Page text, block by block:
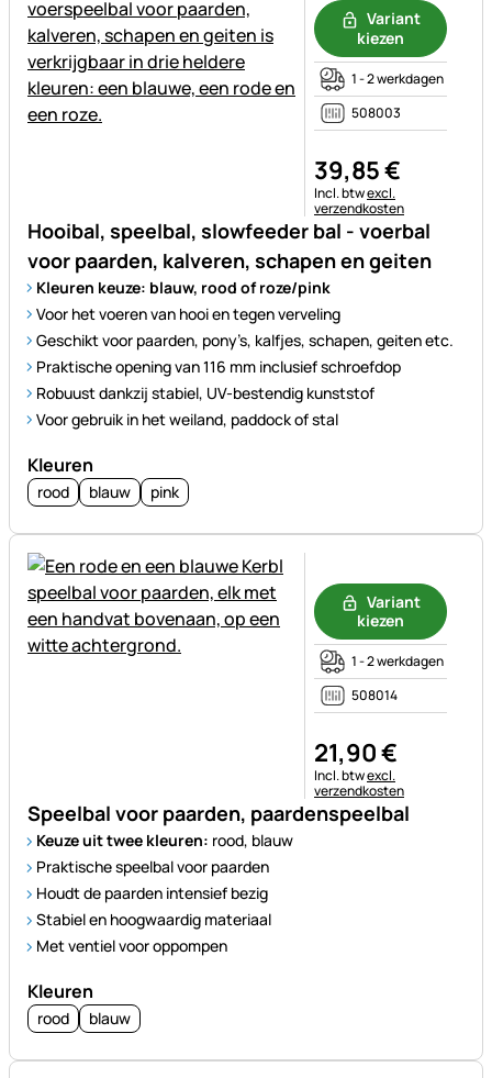
Hooibal, speelbal, slowfeeder bal - voerbal
voor paarden, kalveren, schapen en geiten
Kleuren keuze: blauw, rood of roze/pink
Voor het voeren van hooi en tegen verveling
Geschikt voor paarden, pony’s, kalfjes, schapen, geiten etc.
Praktische opening van 116 mm inclusief schroefdop
Robuust dankzij stabiel, UV-bestendig kunststof
Voor gebruik in het weiland, paddock of stal
Kleuren
rood blauw pink
Variant
kiezen
1 - 2 werkdagen
508003
39,85€
Belastinginformatie:
Incl. btwexcl.
verzendkosten
Speelbal voor paarden, paardenspeelbal
Keuze uit twee kleuren: rood, blauw
Praktische speelbal voor paarden
Houdt de paarden intensief bezig
Stabiel en hoogwaardig materiaal
Met ventiel voor oppompen
Kleuren
rood blauw
Variant
kiezen
1 - 2 werkdagen
508014
21,90€
Belastinginformatie:
Incl. btwexcl.
verzendkosten